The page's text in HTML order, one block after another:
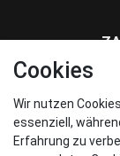
Cookies
Wir nutzen
essenziell,
Erfahrung zu